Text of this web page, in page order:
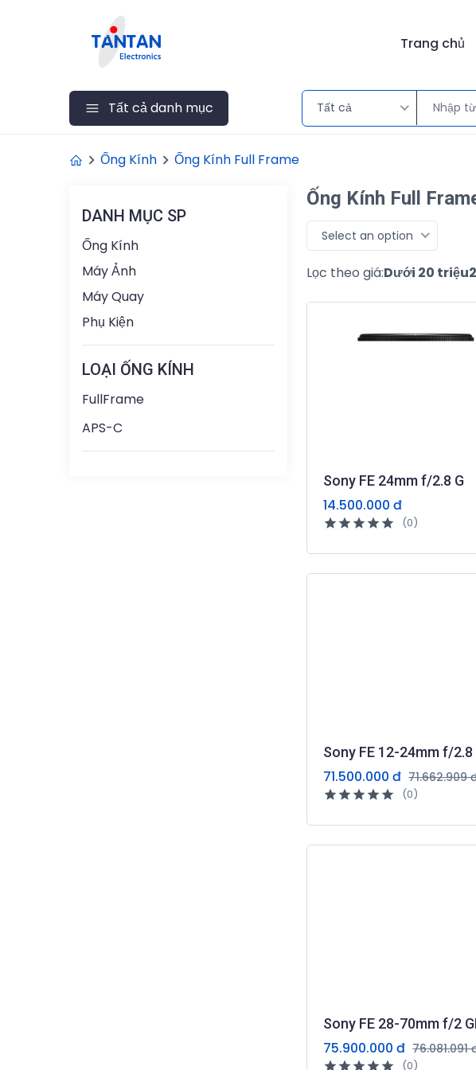
Trang chủ
Tất cả danh mục Tất cả
Ống Kính Ống Kính Full Frame
DANH MỤC SP
Ống Kính
Máy Ảnh
Máy Quay
Phụ Kiện
LOẠI ỐNG KÍNH
FullFrame
APS-C
Ống Kính Full
Select an option
Lọc theo giá:Dưới 20 triệu
Sony FE 24mm f/2.8 G
14.500.000 đ
(0)
Sony FE 12-24mm f/2.8
71.500.000 đ 71.662.909
(0)
Sony FE 28-70mm f/2
75.900.000 đ 76.081.091
(0)